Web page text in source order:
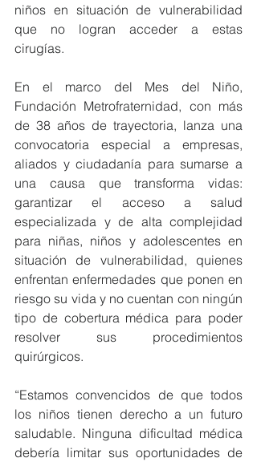
niños en situación de vulnerabilidad
que no logran acceder a estas
cirugías.
En el marco del Mes del Niño,
Fundación Metrofraternidad, con más
de 38 años de trayectoria, lanza una
convocatoria especial a empresas,
aliados y ciudadanía para sumarse a
una causa que transforma vidas:
garantizar el acceso a salud
especializada y de alta complejidad
para niñas, niños y adolescentes en
situación de vulnerabilidad, quienes
enfrentan enfermedades que ponen en
riesgo su vida y no cuentan con ningún
tipo de cobertura médica para poder
resolver sus procedimientos
quirúrgicos.
“Estamos convencidos de que todos
los niños tienen derecho a un futuro
saludable. Ninguna dificultad médica
debería limitar sus oportunidades de